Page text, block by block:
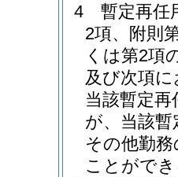
4
暫定再任
2項、附則
くは第2項
及び次項
当該暫定
が、当該
その他勤
ことがで